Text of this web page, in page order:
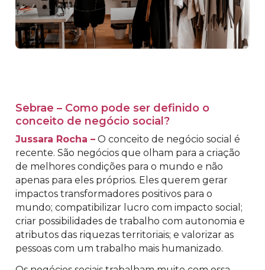
Sebrae – Como pode ser definido o
conceito de negócio social?
Jussara Rocha – O conceito de negócio social é
recente. São negócios que olham para a criação
de melhores condições para o mundo e não
apenas para eles próprios. Eles querem gerar
impactos transformadores positivos para o
mundo; compatibilizar lucro com impacto social;
criar possibilidades de trabalho com autonomia e
atributos das riquezas territoriais; e valorizar as
pessoas com um trabalho mais humanizado.